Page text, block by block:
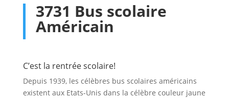
3731 Bus scolaire
Américain
C’est la rentrée scolaire!
Depuis 1939, les célèbres bus scolaires américains
existent aux Etats-Unis dans la célèbre couleur jaune